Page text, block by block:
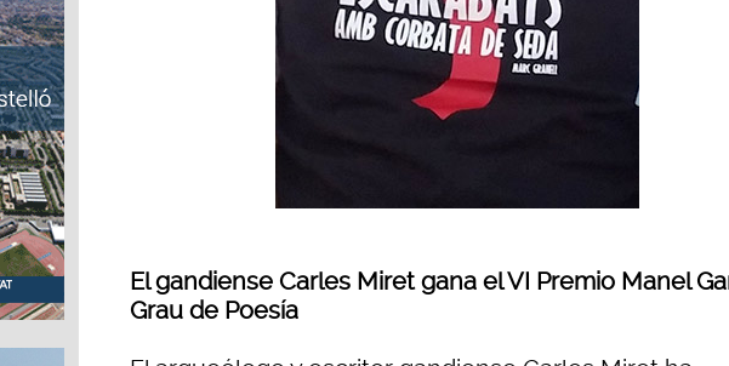
El gandiense Carles Miret gana el VI Premio Manel
Grau de Poesía